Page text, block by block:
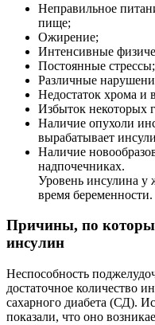
Неправильное
пище;
Ожирение;
Интенсивные
Постоянные стрессы;
Различные
Недостаток хрома и
Избыток некоторых
Наличие опухоли
вырабатывает
Наличие
надпочечниках.
Уровень инсулина
время беременности.
Причины, по
инсулин
Неспособность
достаточное количество
сахарного диабета (СД).
показали, что оно